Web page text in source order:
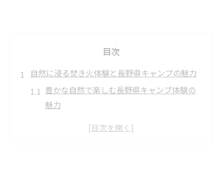
目次
自然に浸る焚き火体験と長野県キャンプの魅力
豊かな自然で楽しむ長野県キャンプ体験の
魅力
焚き火が彩る長野県のアウトドアの楽しみ